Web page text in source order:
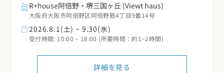
R+house阿倍野・堺三国ヶ丘 (Viewt haus)
大阪府大阪市阿倍野区阿倍野筋4丁目9番14号
2026.8.1(土) ~ 9.30(水)
受付時間: 10:00 ~ 18:00 (所要時間：約1~2時間)
詳細を見る